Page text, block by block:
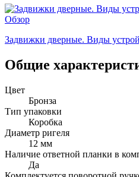
Обзор
Задвижки дверные. Виды
Общие
Цвет
Бронза
Тип упаковки
Коробка
Диаметр ригеля
12 мм
Наличие ответной планки в
Да